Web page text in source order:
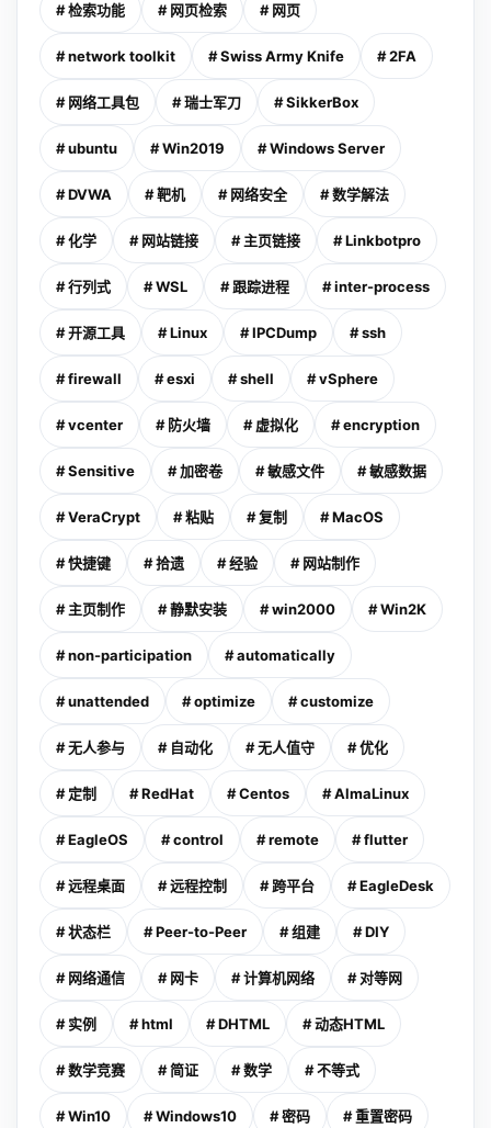
# 检索功能 # 网页检索 # 网页
# network toolkit # Swiss Army Knife # 2FA
# 网络工具包 # 瑞士军刀 # SikkerBox
# ubuntu # Win2019 # Windows Server
# DVWA # 靶机 # 网络安全 # 数学解法
# 化学 # 网站链接 # 主页链接 # Linkbotpro
# 行列式 # WSL # 跟踪进程 # inter-process
# 开源工具 # Linux # IPCDump # ssh
# firewall # esxi # shell # vSphere
# vcenter # 防火墙 # 虚拟化 # encryption
# Sensitive # 加密卷 # 敏感文件 # 敏感数据
# VeraCrypt # 粘贴 # 复制 # MacOS
# 快捷键 # 拾遗 # 经验 # 网站制作
# 主页制作 # 静默安装 # win2000 # Win2K
# non-participation # automatically
# unattended # optimize # customize
# 无人参与 # 自动化 # 无人值守 # 优化
# 定制 # RedHat # Centos # AlmaLinux
# EagleOS # control # remote # flutter
# 远程桌面 # 远程控制 # 跨平台 # EagleDesk
# 状态栏 # Peer-to-Peer # 组建 # DIY
# 网络通信 # 网卡 # 计算机网络 # 对等网
# 实例 # html # DHTML # 动态HTML
# 数学竞赛 # 简证 # 数学 # 不等式
# Win10 # Windows10 # 密码 # 重置密码